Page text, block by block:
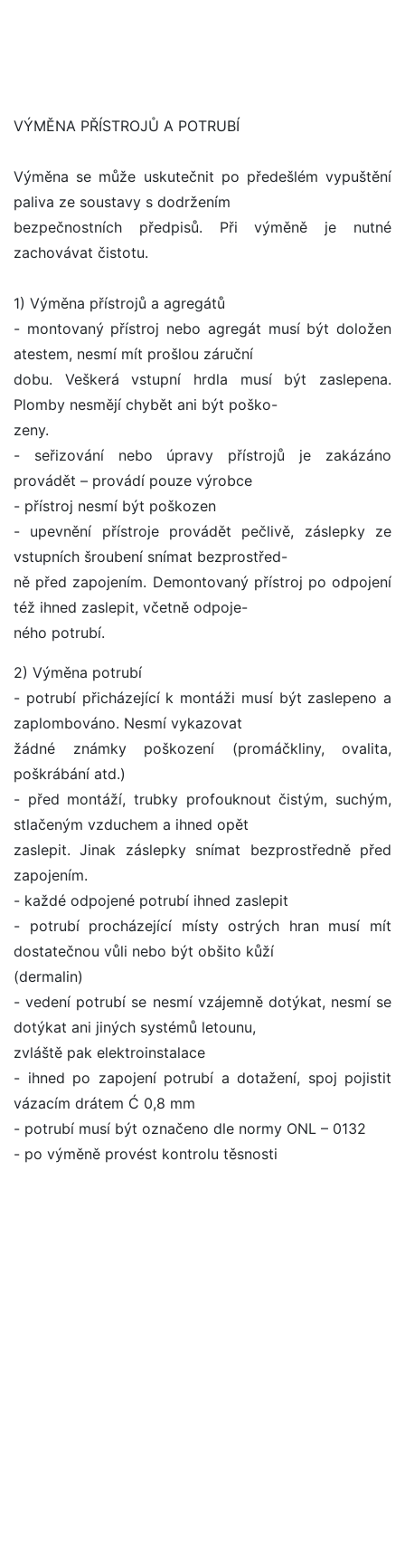
VÝMĚNA PŘÍSTROJŮ A POTRUBÍ
Výměna se může uskutečnit po předešlém vypuštění
paliva ze soustavy s dodržením
bezpečnostních předpisů. Při výměně je nutné
zachovávat čistotu.
1) Výměna přístrojů a agregátů
- montovaný přístroj nebo agregát musí být doložen
atestem, nesmí mít prošlou záruční
dobu. Veškerá vstupní hrdla musí být zaslepena.
Plomby nesmějí chybět ani být poško-
zeny.
- seřizování nebo úpravy přístrojů je zakázáno
provádět – provádí pouze výrobce
- přístroj nesmí být poškozen
- upevnění přístroje provádět pečlivě, záslepky ze
vstupních šroubení snímat bezprostřed-
ně před zapojením. Demontovaný přístroj po odpojení
též ihned zaslepit, včetně odpoje-
ného potrubí.
2) Výměna potrubí
- potrubí přicházející k montáži musí být zaslepeno a
zaplombováno. Nesmí vykazovat
žádné známky poškození (promáčkliny, ovalita,
poškrábání atd.)
- před montáží, trubky profouknout čistým, suchým,
stlačeným vzduchem a ihned opět
zaslepit. Jinak záslepky snímat bezprostředně před
zapojením.
- každé odpojené potrubí ihned zaslepit
- potrubí procházející místy ostrých hran musí mít
dostatečnou vůli nebo být obšito kůží
(dermalin)
- vedení potrubí se nesmí vzájemně dotýkat, nesmí se
dotýkat ani jiných systémů letounu,
zvláště pak elektroinstalace
- ihned po zapojení potrubí a dotažení, spoj pojistit
vázacím drátem Ć 0,8 mm
- potrubí musí být označeno dle normy ONL – 0132
- po výměně provést kontrolu těsnosti